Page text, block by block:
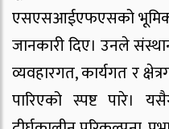
एसएसआईएफएसको भूमिका
जानकारी दिए। उनले
व्यवहारगत, कार्यगत र
पारिएको स्पष्ट पारे।